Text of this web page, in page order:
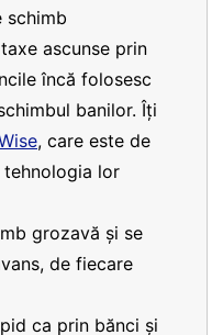
schimb
ascunse prin
încă folosesc
banilor. Îți
, care este de
lor
grozavă și se
de fiecare
ca prin bănci și